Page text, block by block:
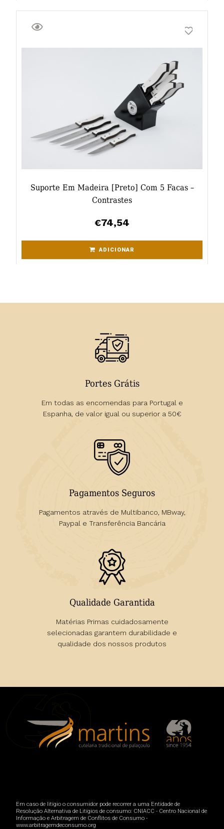
Suporte Em Madeira [preto] Com 5 Facas –
Contrastes
€74,54
ADICIONAR
Portes Grátis
Em todas as encomendas para Portugal e
Espanha, de valor igual ou superior a 50€
Pagamentos Seguros
Pagamentos através de Multibanco, MBway,
Paypal e Transferência Bancária
Qualidade Garantida
Matérias Primas cuidadosamente
selecionadas garantem durabilidade e
qualidade dos nossos produtos
Em caso de litígio o consumidor pode recorrer a uma Entidade de
Resolução Alternativa de Litígios de consumo: CNIACC - Centro Nacional de
Informação e Arbitragem de Conflitos de Consumo -
www.arbitragemdeconsumo.org